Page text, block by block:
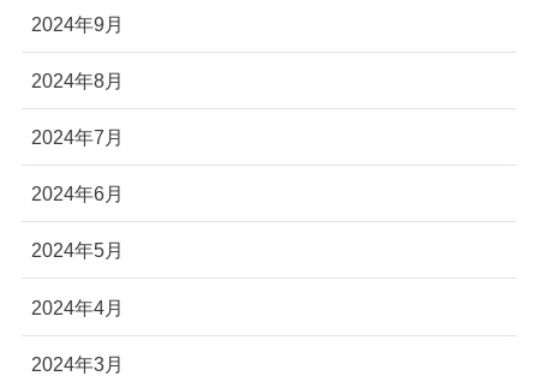
2024年9月
2024年8月
2024年7月
2024年6月
2024年5月
2024年4月
2024年3月